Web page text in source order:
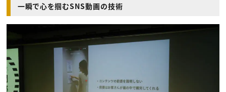
一瞬で心を掴むSNS動画の技術